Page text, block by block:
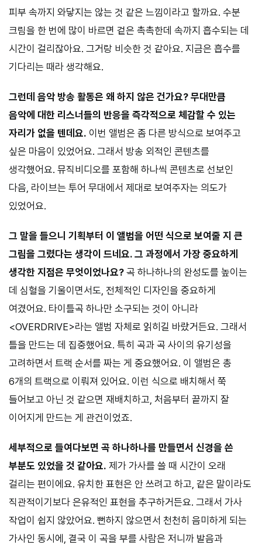
피부 속까지 와닿지는 않는 것 같은 느낌이라고 할까요. 수분
크림을 한 번에 많이 바르면 겉은 촉촉한데 속까지 흡수되는 데
시간이 걸리잖아요. 그거랑 비슷한 것 같아요. 지금은 흡수를
기다리는 때라 생각해요.
그런데 음악 방송 활동은 왜 하지 않은 건가요? 무대만큼
음악에 대한 리스너들의 반응을 즉각적으로 체감할 수 있는
자리가 없을 텐데요. 이번 앨범은 좀 다른 방식으로 보여주고
싶은 마음이 있었어요. 그래서 방송 외적인 콘텐츠를
생각했어요. 뮤직비디오를 포함해 하나씩 콘텐츠로 선보인
다음, 라이브는 투어 무대에서 제대로 보여주자는 의도가
있었어요.
그 말을 들으니 기획부터 이 앨범을 어떤 식으로 보여줄 지 큰
그림을 그렸다는 생각이 드네요. 그 과정에서 가장 중요하게
생각한 지점은 무엇이었나요? 곡 하나하나의 완성도를 높이는
데 심혈을 기울이면서도, 전체적인 디자인을 중요하게
여겼어요. 타이틀곡 하나만 소구되는 것이 아니라
<OVERDRIVE>라는 앨범 자체로 읽히길 바랐거든요. 그래서
틀을 만드는 데 집중했어요. 특히 곡과 곡 사이의 유기성을
고려하면서 트랙 순서를 짜는 게 중요했어요. 이 앨범은 총
6개의 트랙으로 이뤄져 있어요. 이런 식으로 배치해서 쭉
들어보고 아닌 것 같으면 재배치하고, 처음부터 끝까지 잘
이어지게 만드는 게 관건이었죠.
세부적으로 들여다보면 곡 하나하나를 만들면서 신경을 쓴
부분도 있었을 것 같아요. 제가 가사를 쓸 때 시간이 오래
걸리는 편이에요. 유치한 표현은 안 쓰려고 하고, 같은 말이라도
직관적이기보다 은유적인 표현을 추구하거든요. 그래서 가사
작업이 쉽지 않았어요. 뻔하지 않으면서 천천히 음미하게 되는
가사인 동시에, 결국 이 곡을 부를 사람은 저니까 발음과